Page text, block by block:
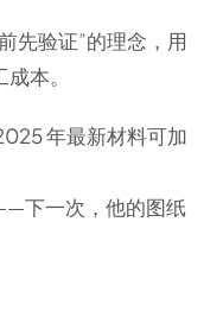
先验证”的理念，用
本。
年最新材料可加
下一次，他的图纸